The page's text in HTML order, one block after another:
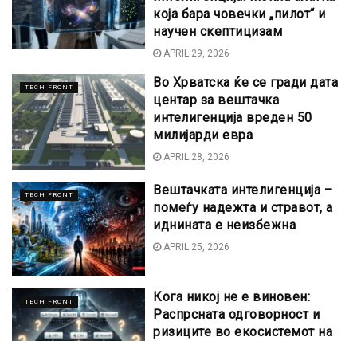
која бара човечки „пилот“ и
научен скептицизам
APRIL 29, 2026
TECH FRONT
Во Хрватска ќе се гради дата
центар за вештачка
интелигенција вреден 50
милијарди евра
APRIL 28, 2026
TECH FRONT
Вештачката интелигенција –
помеѓу надежта и стравот, а
иднината е неизбежна
APRIL 25, 2026
TECH FRONT
Кога никој не е виновен:
Распрсната одговорност и
ризиците во екосистемот на